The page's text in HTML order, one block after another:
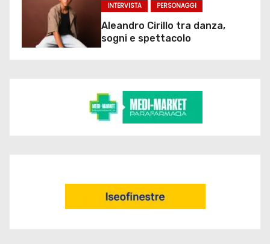
INTERVISTA PERSONAGGI
Aleandro Cirillo tra danza,
sogni e spettacolo